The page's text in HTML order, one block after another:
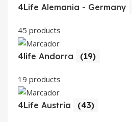
4Life Alemania - Germany
45 products
4life Andorra (19)
19 products
4Life Austria (43)